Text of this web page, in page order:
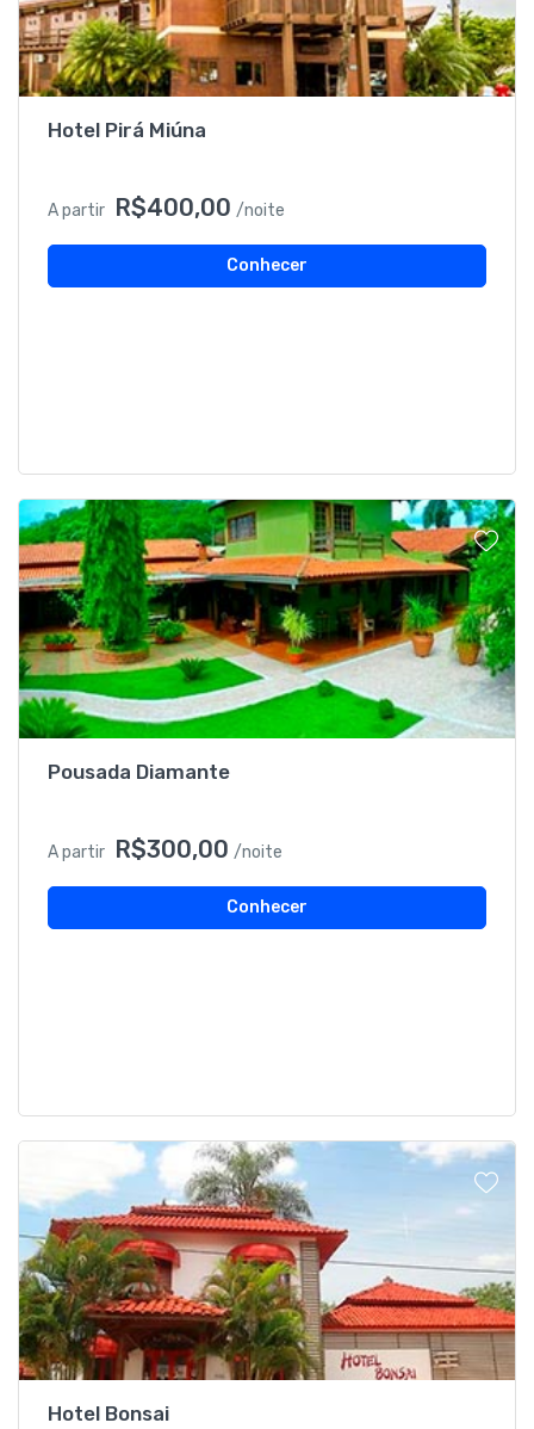
Hotel Pirá Miúna
A partir R$400,00 /noite
Conhecer
Pousada Diamante
A partir R$300,00 /noite
Conhecer
Hotel Bonsai